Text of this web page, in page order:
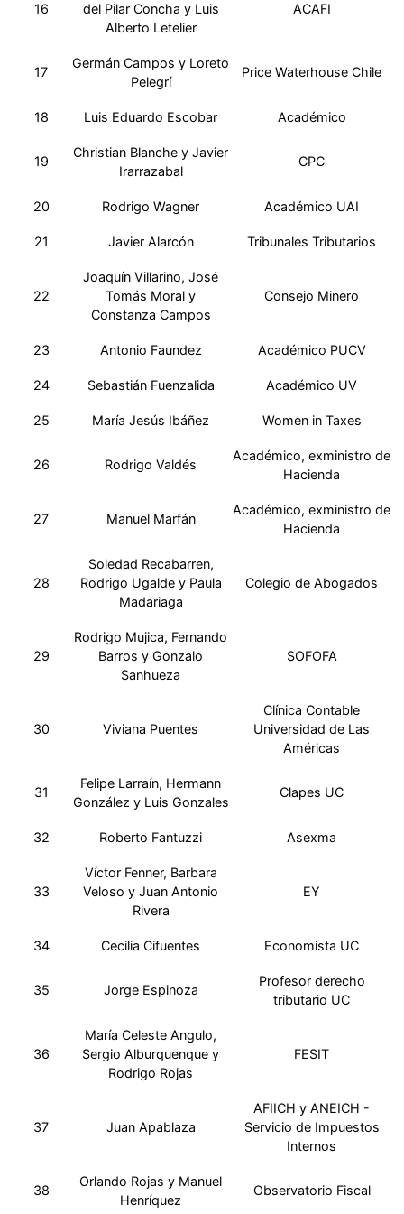
16
del Pilar Concha y Luis
Alberto Letelier
ACAFI
17
Germán Campos y Loreto
Pelegrí
Price Waterhouse Chile
18 Luis Eduardo Escobar Académico
19
Christian Blanche y Javier
Irarrazabal
CPC
20 Rodrigo Wagner Académico UAI
21 Javier Alarcón Tribunales Tributarios
22
Joaquín Villarino, José
Tomás Moral y
Constanza Campos
Consejo Minero
23 Antonio Faundez Académico PUCV
24 Sebastián Fuenzalida Académico UV
25 María Jesús Ibáñez Women in Taxes
26 Rodrigo Valdés
Académico, exministro de
Hacienda
27 Manuel Marfán
Académico, exministro de
Hacienda
28
Soledad Recabarren,
Rodrigo Ugalde y Paula
Madariaga
Colegio de Abogados
29
Rodrigo Mujica, Fernando
Barros y Gonzalo
Sanhueza
SOFOFA
30 Viviana Puentes
Clínica Contable
Universidad de Las
Américas
31
Felipe Larraín, Hermann
González y Luis Gonzales
Clapes UC
32 Roberto Fantuzzi Asexma
33
Víctor Fenner, Barbara
Veloso y Juan Antonio
Rivera
EY
34 Cecilia Cifuentes Economista UC
35 Jorge Espinoza
Profesor derecho
tributario UC
36
María Celeste Angulo,
Sergio Alburquenque y
Rodrigo Rojas
FESIT
37 Juan Apablaza
AFIICH y ANEICH -
Servicio de Impuestos
Internos
38
Orlando Rojas y Manuel
Henríquez
Observatorio Fiscal